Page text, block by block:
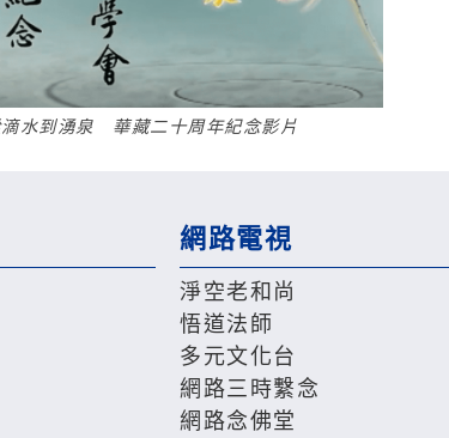
滴水到湧泉 華藏二十周年紀念影片
網路電視
淨空老和尚
悟道法師
多元文化台
網路三時繫念
網路念佛堂